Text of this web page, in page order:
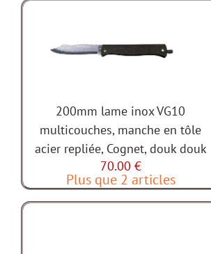
200mm lame inox VG10
multicouches, manche en tôle
acier repliée, Cognet, douk douk
70.00 €
Plus que 2 articles